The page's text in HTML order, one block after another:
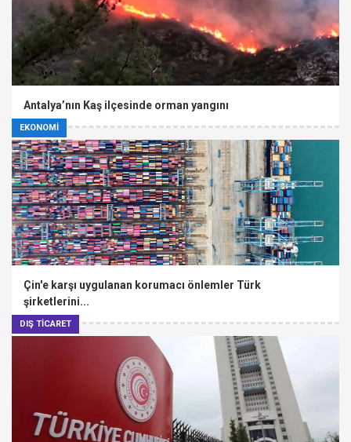
EKONOMİ
Antalya’nın Kaş ilçesinde orman yangını
DIŞ TİCARET
Çin'e karşı uygulanan korumacı önlemler Türk
şirketlerini...